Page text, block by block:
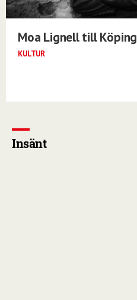
Moa Lignell till Köping
KULTUR
Insänt